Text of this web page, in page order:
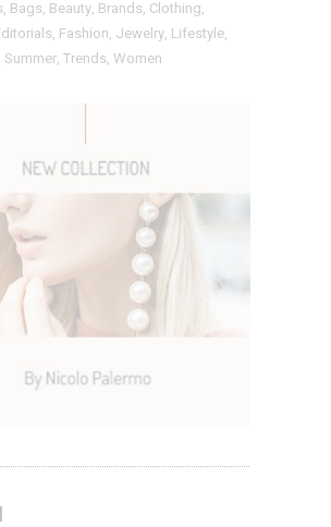
Bags Beauty Brands Clothing
Fashion Jewelry Lifestyle
Summer Trends Women